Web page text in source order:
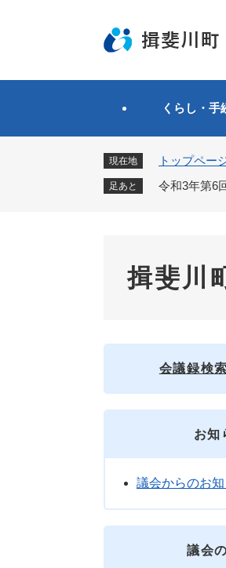
先
す
くらし・手
現在地 トップペー
足あと 令和3年第6
揖斐川
会議録検
お知
議会からのお
議会